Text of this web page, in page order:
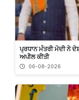
ਪ੍ਰਧਾਨ ਮੰਤਰੀ ਮੋਦੀ ਨੇ
ਅਪੀਲ ਕੀਤੀ
06-08-2026